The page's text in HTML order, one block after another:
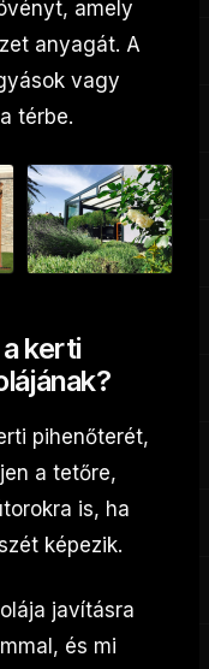
amely
anyagát. A
vagy
térbe.
kerti
pihenőterét,
a tetőre,
is, ha
képezik.
javításra
és mi